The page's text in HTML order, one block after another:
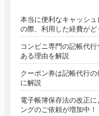
本当に便利なキャッシ
の際、利用した経費が
コンビニ専門の記帳代
ある理由を解説
クーポン券は記帳代行
に解説
電子帳簿保存法の改正
ングのご依頼が増加中！